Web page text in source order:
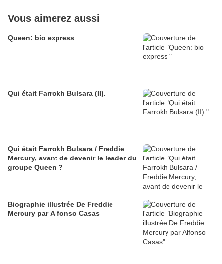
Vous aimerez aussi
Queen: bio express
Qui était Farrokh Bulsara (II).
Qui était Farrokh Bulsara / Freddie
Mercury, avant de devenir le leader du
groupe Queen ?
Biographie illustrée De Freddie
Mercury par Alfonso Casas